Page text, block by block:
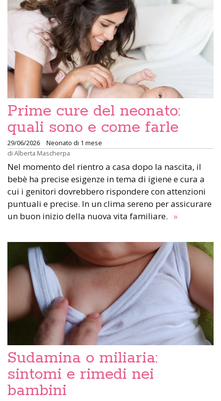
Prime cure del neonato:
quali sono e come farle
29/06/2026
Neonato di 1 mese
di Alberta Mascherpa
Nel momento del rientro a casa dopo la nascita, il
bebè ha precise esigenze in tema di igiene e cura a
cui i genitori dovrebbero rispondere con attenzioni
puntuali e precise. In un clima sereno per assicurare
un buon inizio della nuova vita familiare. »
Sudamina o miliaria:
sintomi e rimedi nei
bambini